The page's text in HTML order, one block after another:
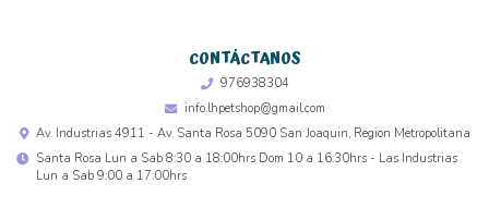
CONTÁCTANOS
976938304
info.lhpetshop@gmail.com
Av. Industrias 4911 - Av. Santa Rosa 5090 San Joaquin, Region Metropolitana
Santa Rosa Lun a Sab 8:30 a 18:00hrs Dom 10 a 16:30hrs - Las Industrias
Lun a Sab 9:00 a 17:00hrs